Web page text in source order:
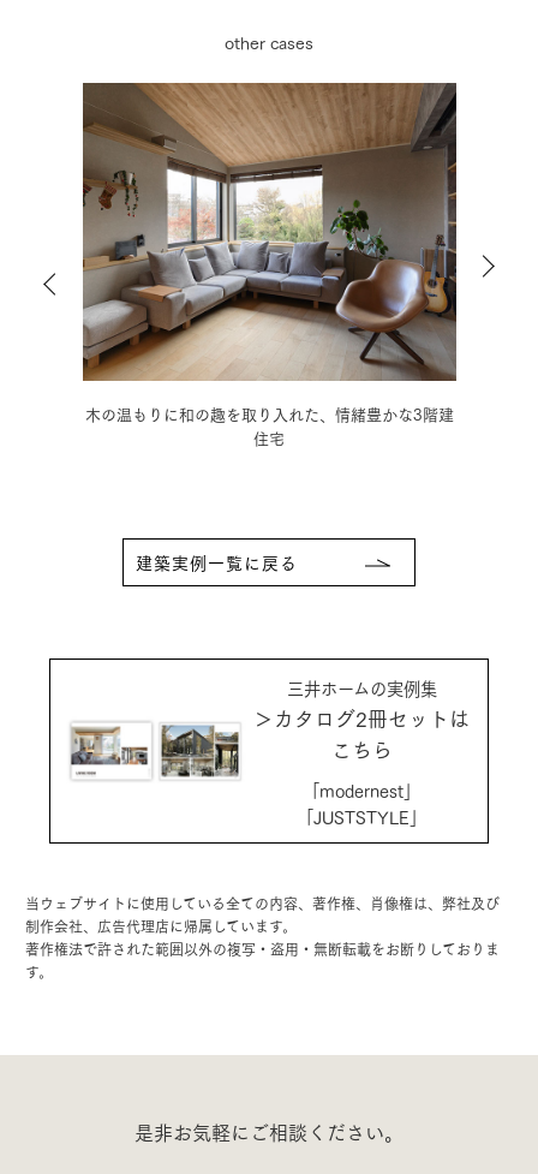
other cases
木の温もりに和の趣を取り入れた、情緒豊かな3階建
住宅
建築実例一覧に戻る
三井ホームの実例集
＞カタログ2冊セットは
こちら
「modernest」
「JUSTSTYLE」
当ウェブサイトに使用している全ての内容、著作権、肖像権は、弊社及び
制作会社、広告代理店に帰属しています。
著作権法で許された範囲以外の複写・盗用・無断転載をお断りしておりま
す。
是非お気軽にご相談ください。